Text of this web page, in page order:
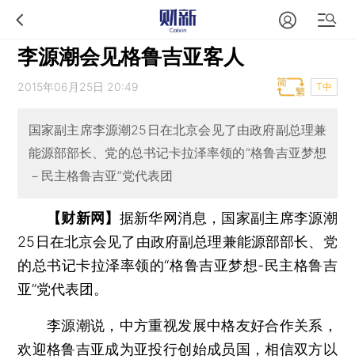
李源潮会见格鲁吉亚客人
2015年06月25日 20:49 T中
国家副主席李源潮25日在北京会见了由政府副总理兼
能源部部长、党的总书记卡拉泽率领的“格鲁吉亚梦想
－民主格鲁吉亚”党代表团
【财新网】 据新华网消息，国家副主席李源潮
25日在北京会见了由政府副总理兼能源部部长、党
的总书记卡拉泽率领的“格鲁吉亚梦想-民主格鲁吉
亚”党代表团。
李源潮说，中方重视发展中格友好合作关系，
欢迎格鲁吉亚成为亚投行创始成员国，相信双方以